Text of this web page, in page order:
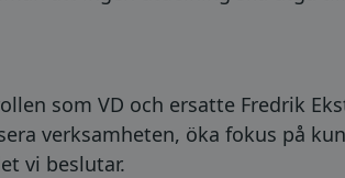
som VD och ersatte Fredrik
verksamheten, öka fokus på
vi beslutar.